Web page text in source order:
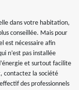
dans votre habitation,
conseillée. Mais pour
est nécessaire afin
n’est pas installée
et surtout facilite
contactez la société
des professionnels